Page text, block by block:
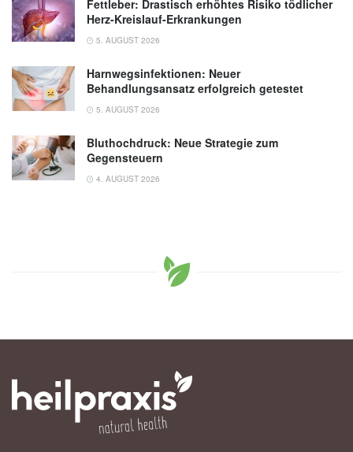
Fettleber: Drastisch erhöhtes Risiko tödlicher
Herz-Kreislauf-Erkrankungen
5. AUGUST 2026
Harnwegsinfektionen: Neuer
Behandlungsansatz erfolgreich getestet
5. AUGUST 2026
Bluthochdruck: Neue Strategie zum
Gegensteuern
4. AUGUST 2026